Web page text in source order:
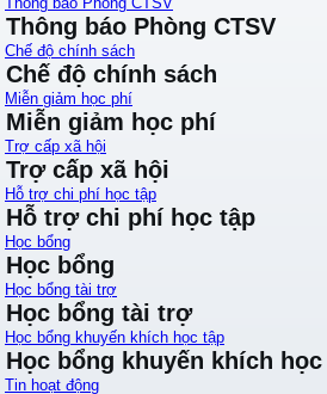
Thông báo Phòng CTSV
Chế độ chính sách
Chế độ chính sách
Miễn giảm học phí
Miễn giảm học phí
Trợ cấp xã hội
Trợ cấp xã hội
Hỗ trợ chi phí học tập
Hỗ trợ chi phí học tập
Học bổng
Học bổng
Học bổng tài trợ
Học bổng tài trợ
Học bổng khuyến khích học tập
Học bổng khuyến khích
Tin hoạt động